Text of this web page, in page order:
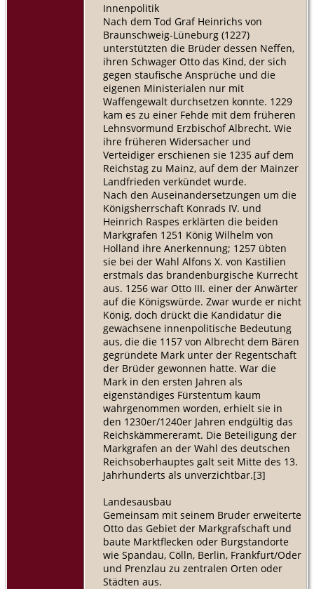
Innenpolitik
Nach dem Tod Graf Heinrichs von
Braunschweig-Lüneburg (1227)
unterstützten die Brüder dessen Neffen,
ihren Schwager Otto das Kind, der sich
gegen staufische Ansprüche und die
eigenen Ministerialen nur mit
Waffengewalt durchsetzen konnte. 1229
kam es zu einer Fehde mit dem früheren
Lehnsvormund Erzbischof Albrecht. Wie
ihre früheren Widersacher und
Verteidiger erschienen sie 1235 auf dem
Reichstag zu Mainz, auf dem der Mainzer
Landfrieden verkündet wurde.
Nach den Auseinandersetzungen um die
Königsherrschaft Konrads IV. und
Heinrich Raspes erklärten die beiden
Markgrafen 1251 König Wilhelm von
Holland ihre Anerkennung; 1257 übten
sie bei der Wahl Alfons X. von Kastilien
erstmals das brandenburgische Kurrecht
aus. 1256 war Otto III. einer der Anwärter
auf die Königswürde. Zwar wurde er nicht
König, doch drückt die Kandidatur die
gewachsene innenpolitische Bedeutung
aus, die die 1157 von Albrecht dem Bären
gegründete Mark unter der Regentschaft
der Brüder gewonnen hatte. War die
Mark in den ersten Jahren als
eigenständiges Fürstentum kaum
wahrgenommen worden, erhielt sie in
den 1230er/1240er Jahren endgültig das
Reichskämmereramt. Die Beteiligung der
Markgrafen an der Wahl des deutschen
Reichsoberhauptes galt seit Mitte des 13.
Jahrhunderts als unverzichtbar.[3]
Landesausbau
Gemeinsam mit seinem Bruder erweiterte
Otto das Gebiet der Markgrafschaft und
baute Marktflecken oder Burgstandorte
wie Spandau, Cölln, Berlin, Frankfurt/Oder
und Prenzlau zu zentralen Orten oder
Städten aus.